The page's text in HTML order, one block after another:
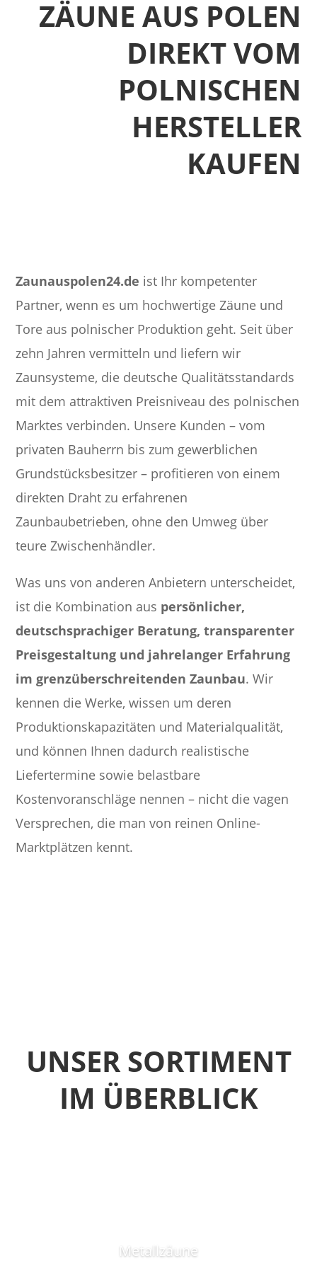
ZÄUNE AUS POLEN
DIREKT VOM
POLNISCHEN
HERSTELLER
KAUFEN
Zaunauspolen24.de ist Ihr kompetenter
Partner, wenn es um hochwertige Zäune und
Tore aus polnischer Produktion geht. Seit über
zehn Jahren vermitteln und liefern wir
Zaunsysteme, die deutsche Qualitätsstandards
mit dem attraktiven Preisniveau des polnischen
Marktes verbinden. Unsere Kunden – vom
privaten Bauherrn bis zum gewerblichen
Grundstücksbesitzer – profitieren von einem
direkten Draht zu erfahrenen
Zaunbaubetrieben, ohne den Umweg über
teure Zwischenhändler.
Was uns von anderen Anbietern unterscheidet,
ist die Kombination aus persönlicher,
deutschsprachiger Beratung, transparenter
Preisgestaltung und jahrelanger Erfahrung
im grenzüberschreitenden Zaunbau. Wir
kennen die Werke, wissen um deren
Produktionskapazitäten und Materialqualität,
und können Ihnen dadurch realistische
Liefertermine sowie belastbare
Kostenvoranschläge nennen – nicht die vagen
Versprechen, die man von reinen Online-
Marktplätzen kennt.
UNSER SORTIMENT
IM ÜBERBLICK
Metallzäune